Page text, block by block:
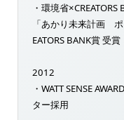
・環境省
「あかり未来計画
EATORS BANK賞 受賞
2012
・WATT SENSE
ター採用